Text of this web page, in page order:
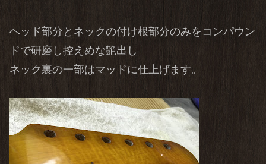
ヘッド部分とネックの付け根部分のみをコンパウン
ドで研磨し控えめな艶出し
ネック裏の一部はマッドに仕上げます。